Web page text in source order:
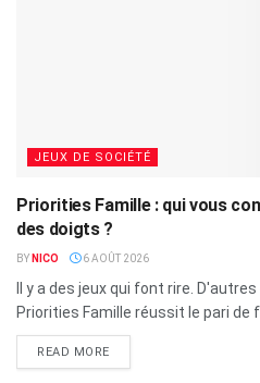
JEUX DE SOCIÉTÉ
Priorities Famille : qui vous
des doigts ?
BY NICO 6 AOÛT 2026
Il y a des jeux qui font rire.
Priorities Famille réussit le pari de
READ MORE